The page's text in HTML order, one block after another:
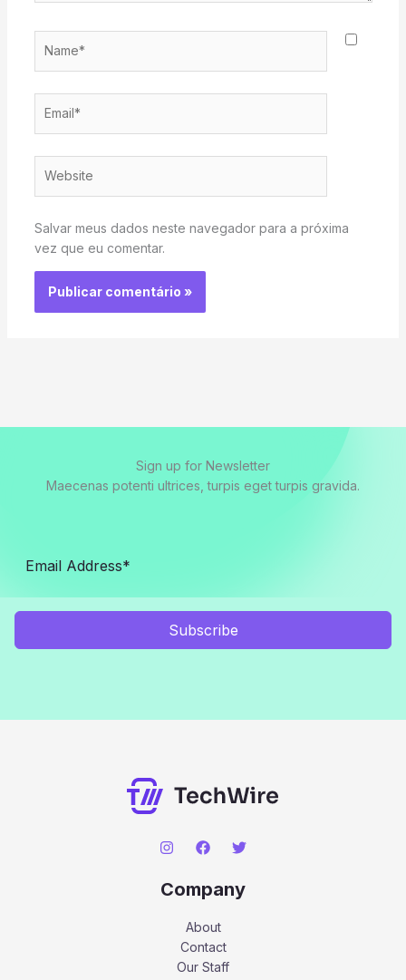
Salvar meus dados neste navegador para a próxima
vez que eu comentar.
Sign up for Newsletter
Maecenas potenti ultrices, turpis eget turpis gravida.
Subscribe
Company
About
Contact
Our Staff